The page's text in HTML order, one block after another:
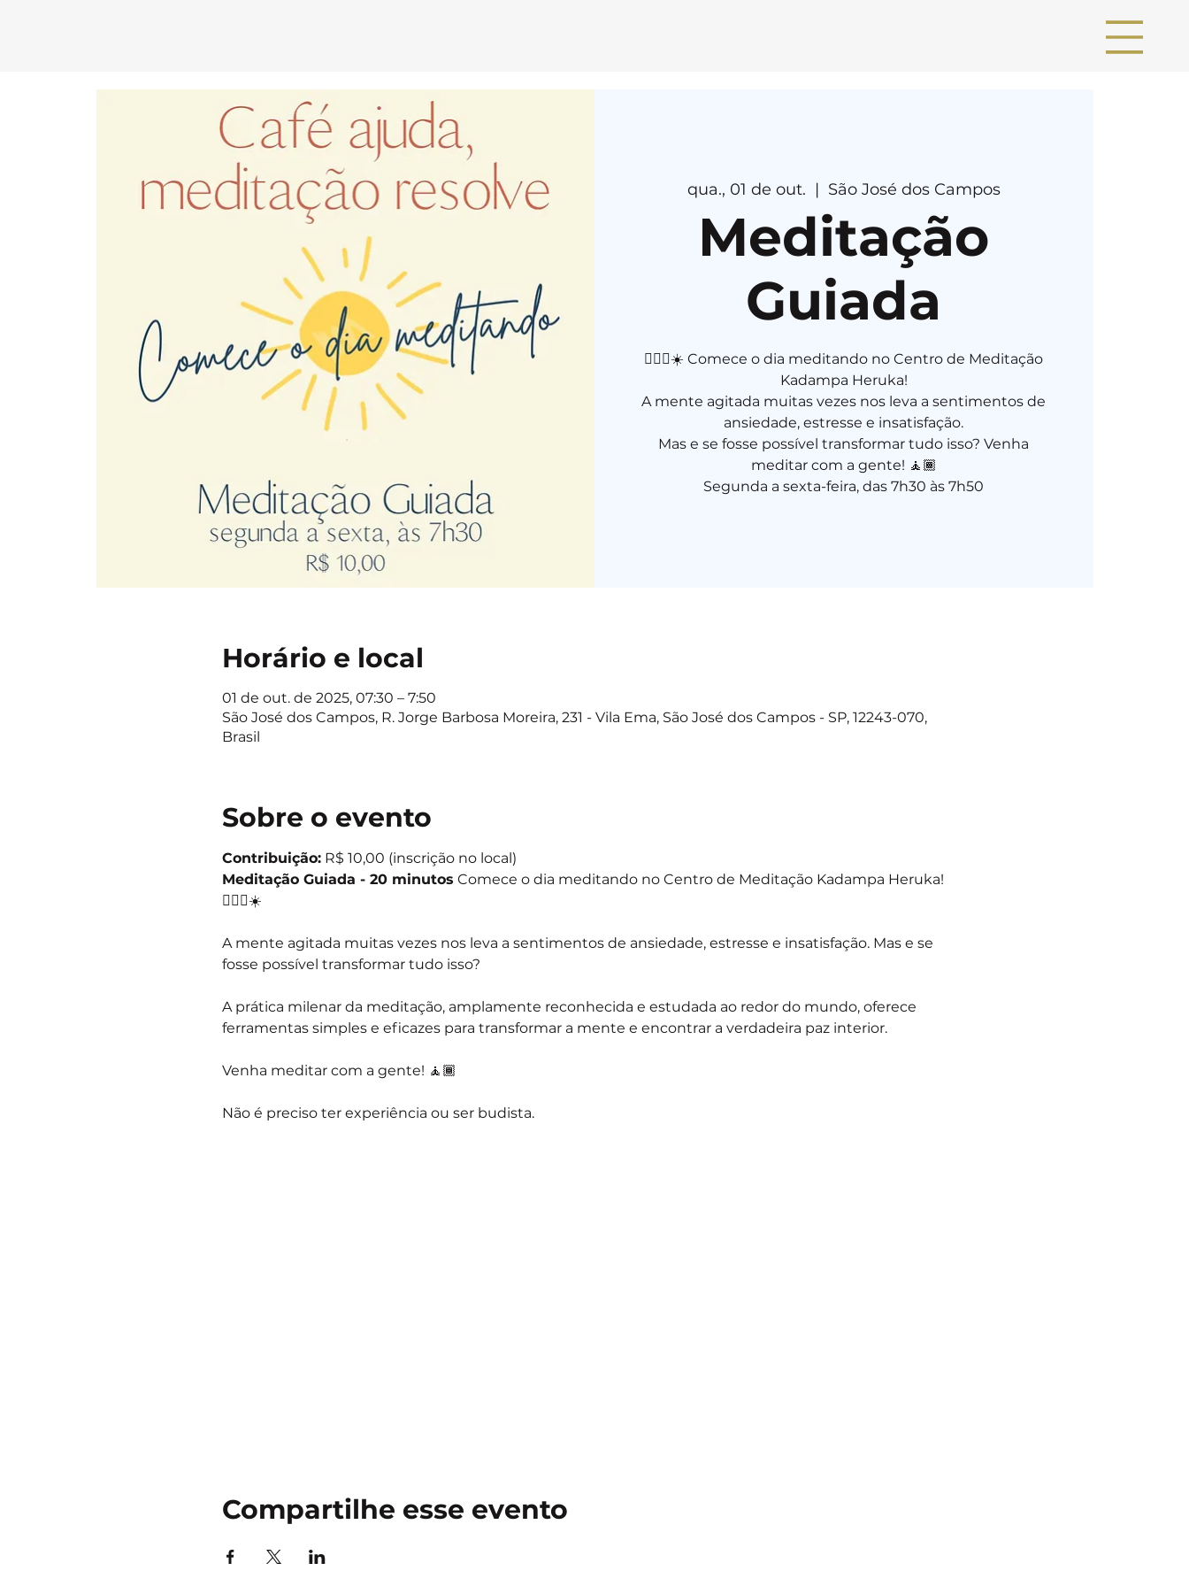
EN T RODE MEDI
KA DAM P A H E RUK qua., 01 de out.
  |
São José dos Campos
Meditação
Guiada
🧘🏻‍♀️☀️ Comece o dia meditando no Centro de Meditação
Kadampa Heruka!
A mente agitada muitas vezes nos leva a sentimentos de
ansiedade, estresse e insatisfação.
Mas e se fosse possível transformar tudo isso? Venha
meditar com a gente! 🧘🏾
Segunda a sexta-feira, das 7h30 às 7h50
Horário e local
01 de out. de 2025, 07:30 – 7:50
São José dos Campos, R. Jorge Barbosa Moreira, 231 - Vila Ema, São José dos Campos - SP, 12243-070,
Brasil
Sobre o evento
Contribuição: R$ 10,00 (inscrição no local)
Meditação Guiada - 20 minutos Comece o dia meditando no Centro de Meditação Kadampa Heruka!
🧘🏻‍♀️☀️
A mente agitada muitas vezes nos leva a sentimentos de ansiedade, estresse e insatisfação. Mas e se
fosse possível transformar tudo isso?
A prática milenar da meditação, amplamente reconhecida e estudada ao redor do mundo, oferece
ferramentas simples e eficazes para transformar a mente e encontrar a verdadeira paz interior.
Venha meditar com a gente! 🧘🏾
Não é preciso ter experiência ou ser budista.
Compartilhe esse evento